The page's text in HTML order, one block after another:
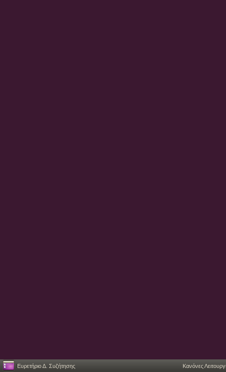
Ευρετήριο Δ. Συζήτησης Κανόνες